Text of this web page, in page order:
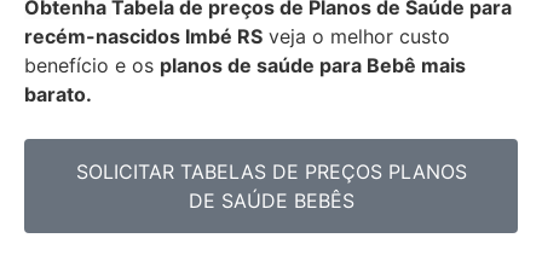
Obtenha Tabela de preços de Planos de Saúde para
recém-nascidos Imbé RS veja o melhor custo
benefício e os planos de saúde para Bebê mais
barato.
SOLICITAR TABELAS DE PREÇOS PLANOS
DE SAÚDE BEBÊS